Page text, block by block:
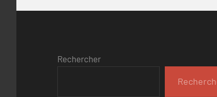
Rechercher